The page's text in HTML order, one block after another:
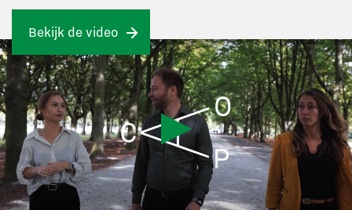
Bekijk de video